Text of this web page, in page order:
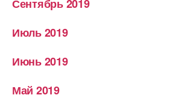
Сентябрь 2019
Июль 2019
Июнь 2019
Май 2019